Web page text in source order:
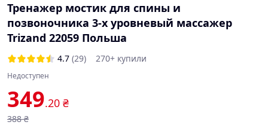
Тренажер мостик для спины и
позвоночника 3-х уровневый массажер
Trizand 22059 Польша
4.7 (29) 270+ купили
Недоступен
349.20 ₴
388 ₴